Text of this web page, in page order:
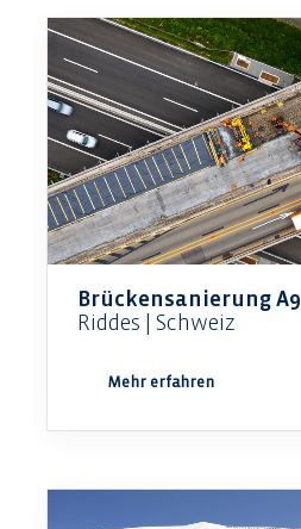
Brückensanierung A9
Riddes | Schweiz
Mehr erfahren